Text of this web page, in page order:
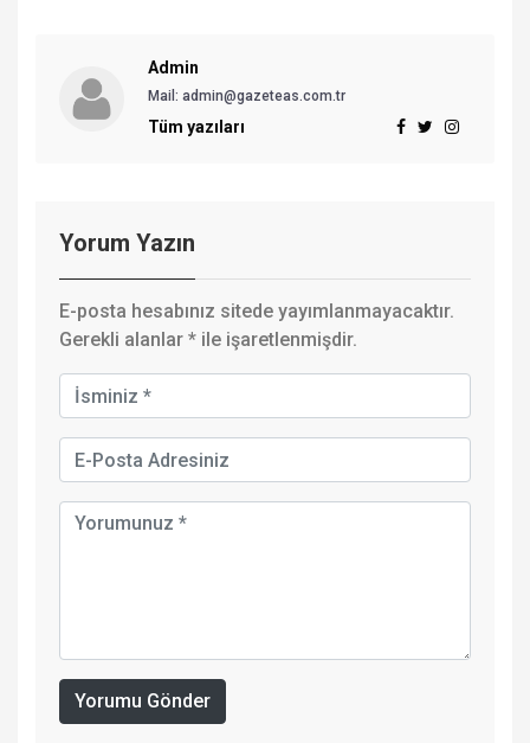
Admin
Mail: admin@gazeteas.com.tr
Tüm yazıları
Yorum Yazın
E-posta hesabınız sitede yayımlanmayacaktır.
Gerekli alanlar * ile işaretlenmişdir.
Yorumu Gönder